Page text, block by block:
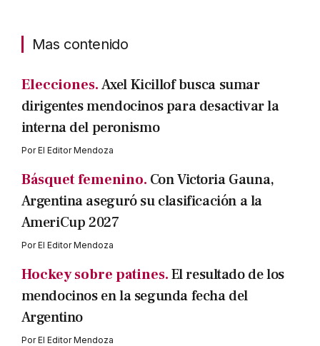
Mas contenido
Elecciones.Axel Kicillof busca sumar
dirigentes mendocinos para desactivar la
interna del peronismo
PorEl Editor Mendoza
Básquet femenino. Con Victoria Gauna,
Argentina aseguró su clasificación a la
AmeriCup 2027
PorEl Editor Mendoza
Hockey sobre patines.El resultado de los
mendocinos en la segunda fecha del
Argentino
PorEl Editor Mendoza